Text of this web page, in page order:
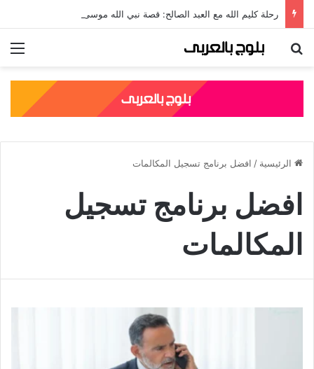
بحث عن
الرئيسية / افضل برنامج تسجيل المكالمات
افضل برنامج تسجيل
المكالمات